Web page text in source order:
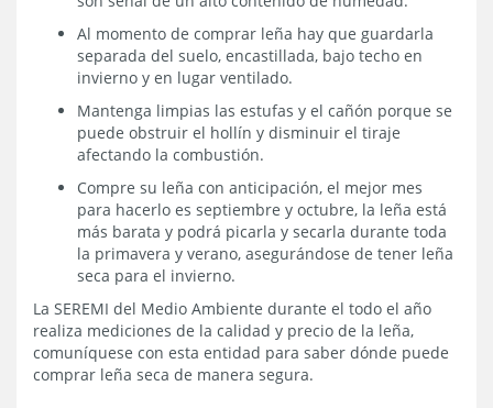
Al momento de comprar leña hay que guardarla
separada del suelo, encastillada, bajo techo en
invierno y en lugar ventilado.
Mantenga limpias las estufas y el cañón porque se
puede obstruir el hollín y disminuir el tiraje
afectando la combustión.
Compre su leña con anticipación, el mejor mes
para hacerlo es septiembre y octubre, la leña está
más barata y podrá picarla y secarla durante toda
la primavera y verano, asegurándose de tener leña
seca para el invierno.
La SEREMI del Medio Ambiente durante el todo el año
realiza mediciones de la calidad y precio de la leña,
comuníquese con esta entidad para saber dónde puede
comprar leña seca de manera segura.